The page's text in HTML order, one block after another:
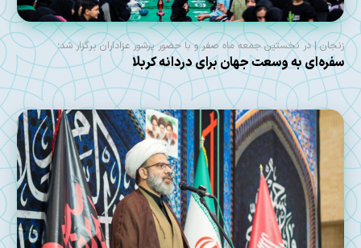
زنجان | در نخستین جمعه ماه صفر و با حضور پرشور عزاداران برگزار شد؛
سفره‌ای به وسعت جهان برای دردانه کربلا